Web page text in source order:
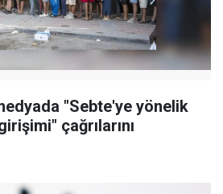
"Sebte'ye yönelik
çağrılarını